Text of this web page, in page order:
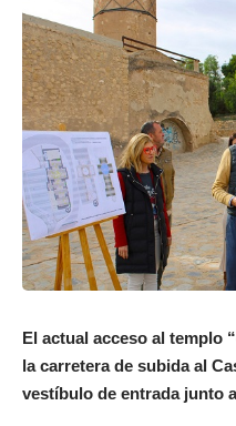
El actual acceso al templo
la carretera de subida al
vestíbulo de entrada junto